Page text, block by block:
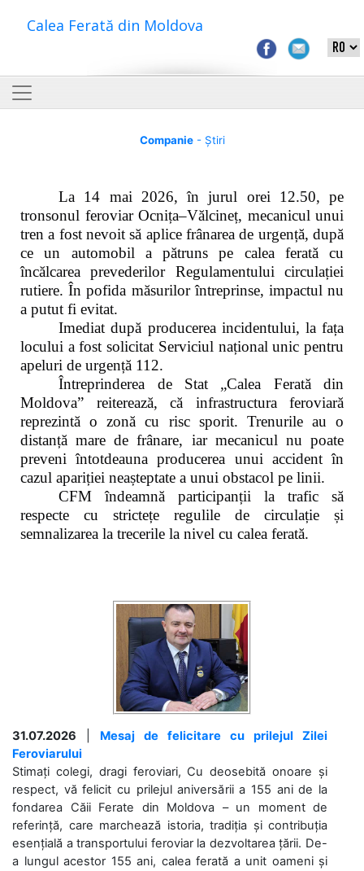
Calea Ferată din Moldova
Companie- Știri
La 14 mai 2026, în jurul orei 12.50, pe
tronsonul feroviar Ocnița–Vălcineț, mecanicul unui
tren a fost nevoit să aplice frânarea de urgență, după
ce un automobil a pătruns pe calea ferată cu
încălcarea prevederilor Regulamentului circulației
rutiere. În pofida măsurilor întreprinse, impactul nu
a putut fi evitat.
Imediat după producerea incidentului, la fața
locului a fost solicitat Serviciul național unic pentru
apeluri de urgență 112.
Întreprinderea de Stat „Calea Ferată din
Moldova” reiterează, că infrastructura feroviară
reprezintă o zonă cu risc sporit. Trenurile au o
distanță mare de frânare, iar mecanicul nu poate
preveni întotdeauna producerea unui accident în
cazul apariției neașteptate a unui obstacol pe linii.
CFM îndeamnă participanții la trafic să
respecte cu strictețe regulile de circulație și
semnalizarea la trecerile la nivel cu calea ferată.
31.07.2026
Mesaj de felicitare cu prilejul Zilei
Feroviarului
Stimați colegi, dragi feroviari, Cu deosebită onoare și
respect, vă felicit cu prilejul aniversării a 155 ani de la
fondarea Căii Ferate din Moldova – un moment de
referință, care marchează istoria, tradiția și contribuția
esențială a transportului feroviar la dezvoltarea țării. De-
a lungul acestor 155 ani, calea ferată a unit oameni și